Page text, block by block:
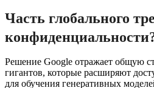
Часть глобального
Решение Google отражает общую
гигантов, которые расширяют
для обучения генеративных